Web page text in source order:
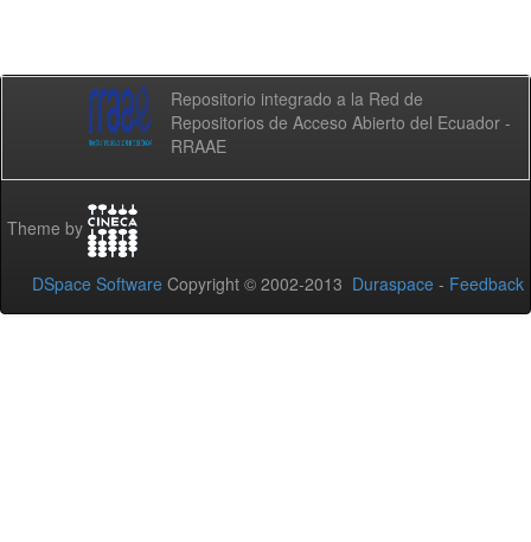
Repositorio integrado a la Red de
Repositorios de Acceso Abierto del Ecuador -
RRAAE
Theme by
DSpace Software Copyright © 2002-2013 Duraspace - Feedback